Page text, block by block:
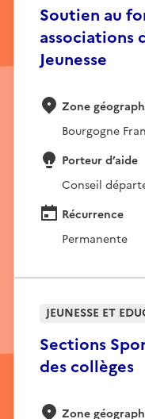
Soutien au
associations
Jeunesse
Zone
Bourgogne
Porteur d’aide
Conseil
Récurrence
Permanente
Sections
des collèges
JEUNESSE ET
Zone